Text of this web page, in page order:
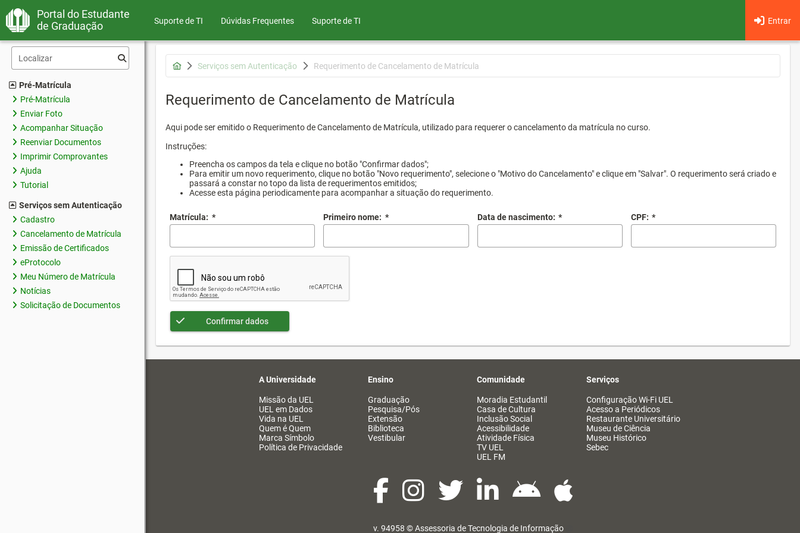
Portal do Estudante
de Graduação
Suporte de TI Dúvidas Frequentes Entrar
Suporte de TI
Pré-Matrícula
Pré-Matrícula
Enviar Foto
Acompanhar Situação
Reenviar Documentos
Imprimir Comprovantes
Ajuda
Tutorial
Serviços sem Autenticação
Cadastro
Cancelamento de Matrícula
Emissão de Certificados
eProtocolo
Meu Número de Matrícula
Notícias
Solicitação de Documentos
Serviços sem Autenticação Requerimento de Cancelamento de Matrícula
Requerimento de Cancelamento de Matrícula
Aqui pode ser emitido o Requerimento de Cancelamento de Matrícula, utilizado para requerer o cancelamento da matrícula no curso.
Instruções:
Preencha os campos da tela e clique no botão "Confirmar dados";
Para emitir um novo requerimento, clique no botão "Novo requerimento", selecione o "Motivo do Cancelamento" e clique em "Salvar". O requerimento será criado e
passará a constar no topo da lista de requerimentos emitidos;
Acesse esta página periodicamente para acompanhar a situação do requerimento.
Matrícula: * Primeiro nome: * Data de nascimento: * CPF: *
Confirmar dados
A Universidade
Missão da UEL
UEL em Dados
Vida na UEL
Quem é Quem
Marca Símbolo
Política de Privacidade
Ensino
Graduação
Pesquisa/Pós
Extensão
Biblioteca
Vestibular
Comunidade
Moradia Estudantil
Casa de Cultura
Inclusão Social
Acessibilidade
Atividade Física
TV UEL
UEL FM
Serviços
Configuração Wi-Fi UEL
Acesso a Periódicos
Restaurante Universitário
Museu de Ciência
Museu Histórico
Sebec
v. 94958 ©Assessoria de Tecnologia de Informação